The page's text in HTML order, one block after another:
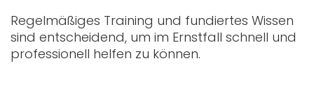
Regelmäßiges Training und fundiertes Wissen
sind entscheidend, um im Ernstfall schnell und
professionell helfen zu können.